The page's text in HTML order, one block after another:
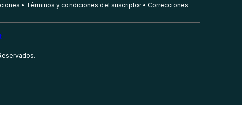
Términos y condiciones del suscriptor Correcciones